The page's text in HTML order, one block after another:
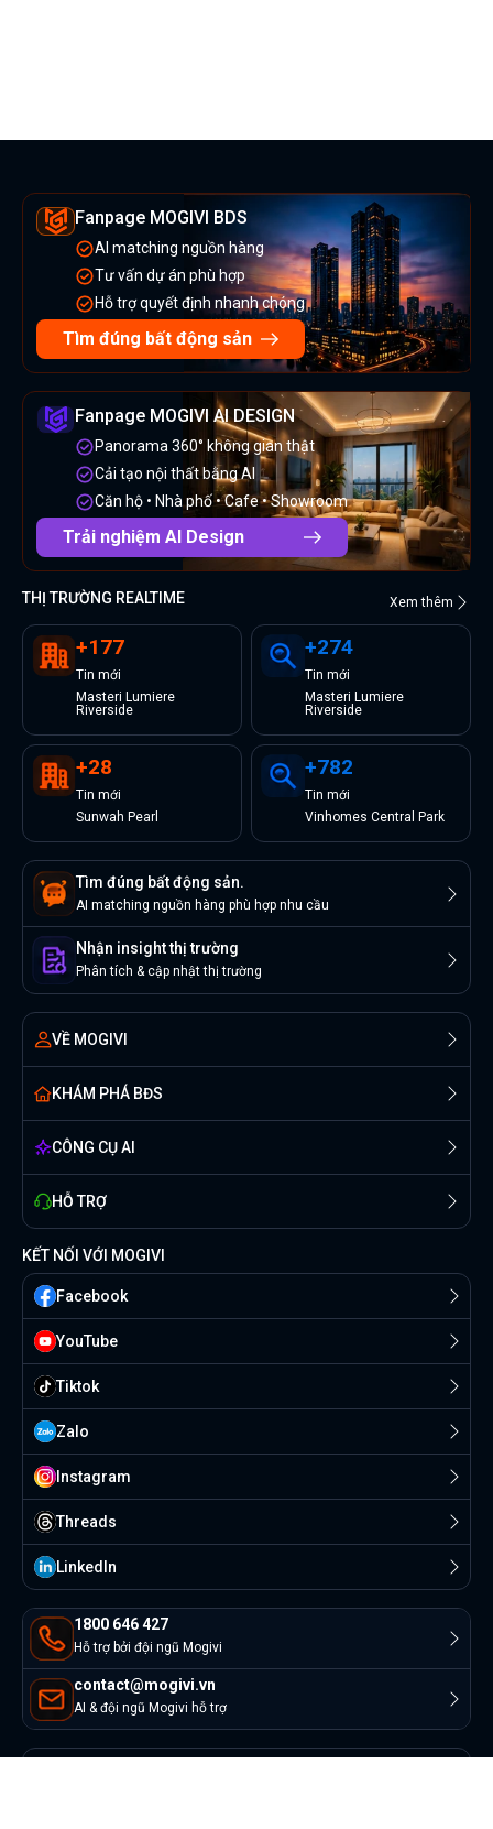
Fanpage MOGIVI BDS
AI matching nguồn hàng
Tư vấn dự án phù hợp
Hỗ trợ quyết định nhanh chóng
Tìm đúng bất động sản
Fanpage MOGIVI AI DESIGN
Panorama 360° không gian thật
Cải tạo nội thất bằng AI
Căn hộ • Nhà phố • Cafe • Showroom
Trải nghiệm AI Design
THỊ TRƯỜNG REALTIME Xem thêm
+177
Tin mới
Masteri Lumiere
Riverside
+274
Tin mới
Masteri Lumiere
Riverside
+28
Tin mới
Sunwah Pearl
+782
Tin mới
Vinhomes Central Park
Tìm đúng bất động sản.
AI matching nguồn hàng phù hợp nhu cầu
Nhận insight thị trường
Phân tích & cập nhật thị trường
VỀ MOGIVI
KHÁM PHÁ BĐS
CÔNG CỤ AI
HỖ TRỢ
1800 646 427
Hỗ trợ bởi đội ngũ Mogivi
contact@mogivi.vn
AI & đội ngũ Mogivi hỗ trợ
KẾT NỐI VỚI MOGIVI
Facebook
YouTube
Tiktok
Zalo
Instagram
Threads
Linkedln